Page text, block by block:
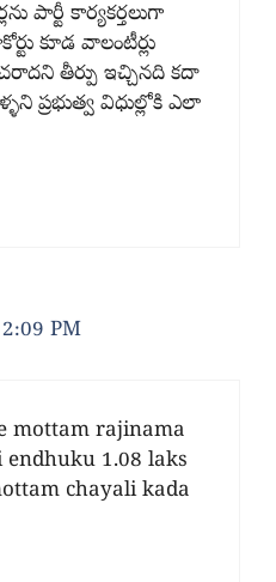
పార్టీ కార్యకర్తలుగా
కూడ వాలంటీర్లు
తీర్పు ఇచ్చినది కదా
ప్రభుత్వ విధుల్లోకి ఎలా
PM
mottam rajinama
1.08 laks
chayali kada